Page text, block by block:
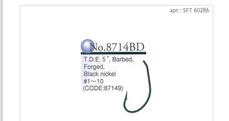
арт.: SFT 60286